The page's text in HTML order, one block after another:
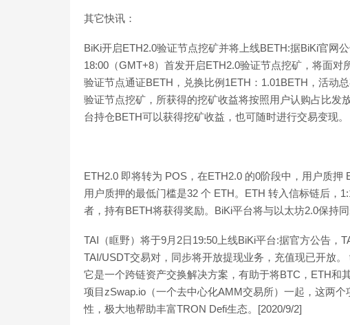
其它快讯：
BiKi开启ETH2.0验证节点挖矿并将上线BETH:据BiKi官网
18:00（GMT+8）首发开启ETH2.0验证节点挖矿，将面
验证节点通证BETH，兑换比例1ETH：1.01BETH，活动
验证节点挖矿，所获得的挖矿收益将按照用户认购占比发
台持仓BETH可以获得挖矿收益，也可随时进行交易变现。
ETH2.0 即将转为 POS，在ETH2.0 的0阶段中，用户质押
用户质押的最低门槛是32 个 ETH。ETH 转入信标链后，
者，持有BETH将获得奖励。BiKi平台将与以太坊2.0保持
TAI（眶野）将于9月2日19:50上线BiKi平台:据官方公告，
TAI/USDT交易对，同步将开放提现业务，充值现已开放
它是一个跨链资产交换解决方案，有助于将BTC，ETH和
项目zSwap.io（一个去中心化AMM交易所）一起，这两
性，极大地帮助丰富TRON Defi生态。[2020/9/2]